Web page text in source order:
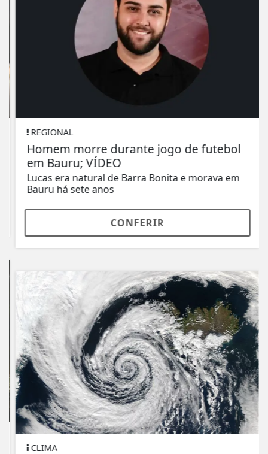
REGIONAL
Homem morre durante jogo de futebol
em Bauru; VÍDEO
Lucas era natural de Barra Bonita e morava em
Bauru há sete anos
CONFERIR
CLIMA